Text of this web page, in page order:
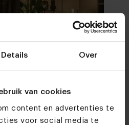
Details Over
van cookies
content en advertenties te
voor social media te